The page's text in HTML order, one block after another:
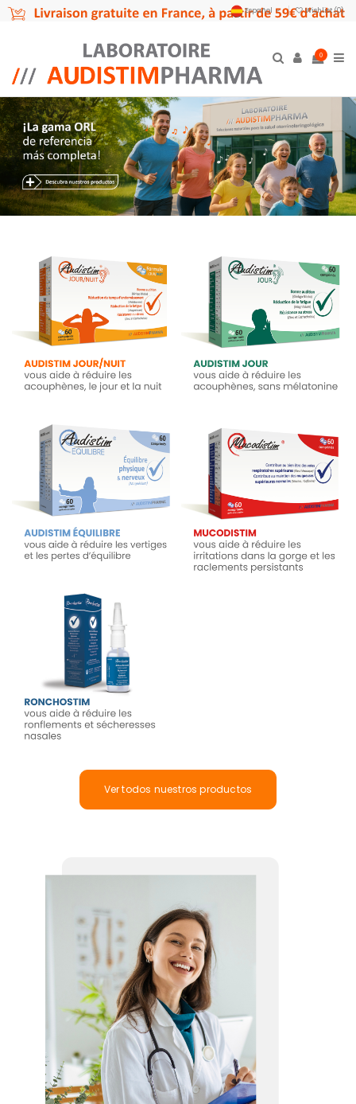
Español Wishlist (0)
0
Audistim - 60 Capsulas dia/noche -
Complemento alimenticio
23,45
Añadir al carrito
Audistim Día - 60 comprimidos
21,45
Añadir al carrito
Audistim Equilibrio - 60 comprimidos
19,90
Añadir al carrito
Mucodistim - 60 Capsulas
19,95
Añadir al carrito
Ronchostim - Aerosol nasal 30 ml
14,90
Añadir al carrito
Ver todos nuestros productos